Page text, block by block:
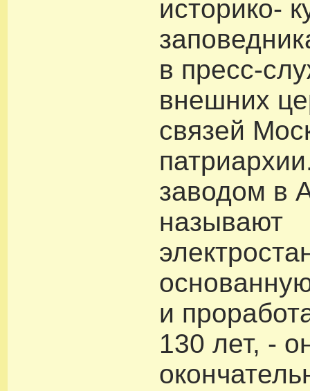
историко-
в пресс-
внешних
связей
заводом в
называют
и
130 лет, -